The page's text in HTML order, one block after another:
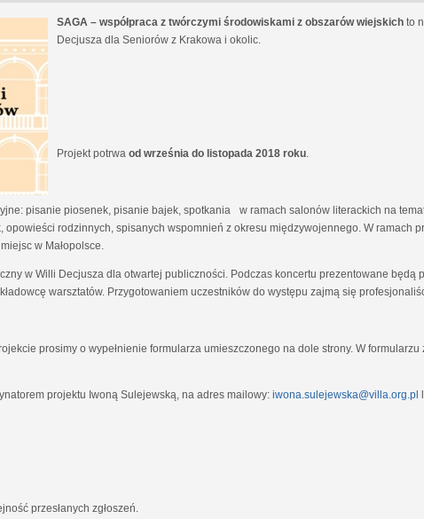
SAGA – współpraca z twórczymi środowiskami z obszarów wiejskich to
Decjusza dla Seniorów z Krakowa i okolic.
Projekt potrwa od września do listopada 2018 roku
pisanie piosenek, pisanie bajek, spotkania w ramach salonów literackich na
rodzinnych, spisanych wspomnień z okresu międzywojennego. W ramach
w Małopolsce.
w Willi Decjusza dla otwartej publiczności. Podczas koncertu prezentowane będą
warsztatów. Przygotowaniem uczestników do występu zajmą się
prosimy o wypełnienie formularza umieszczonego na dole strony. W
projektu Iwoną Sulejewską, na adres mailowy: iwona.sulejewska@villa.org.pl
przesłanych zgłoszeń.